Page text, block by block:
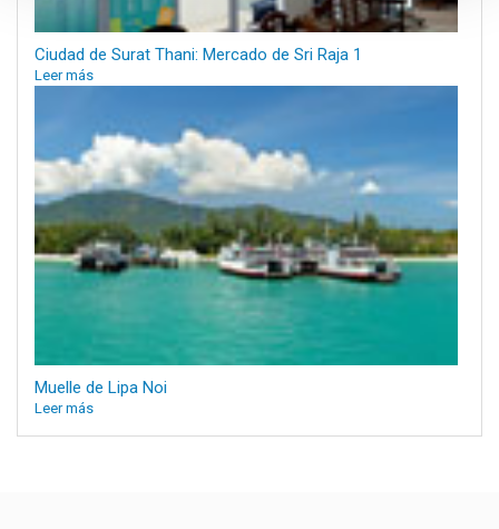
Ciudad de Surat Thani: Mercado de Sri Raja 1
Leer más
Muelle de Lipa Noi
Leer más